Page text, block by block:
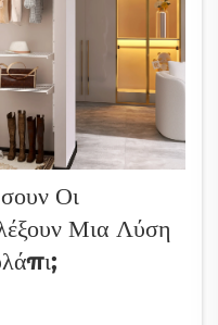
Οι
Μια Λύση